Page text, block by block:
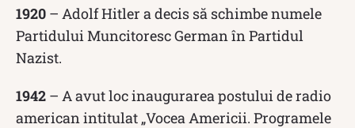
1920 – Adolf Hitler a decis să schimbe numele
Partidului Muncitoresc German în Partidul
Nazist.
1942 – A avut loc inaugurarea postului de radio
american intitulat „Vocea Americii. Programele